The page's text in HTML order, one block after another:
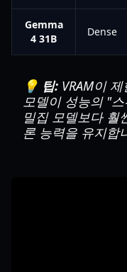
Gemma
4 31B
Dense
💡 팁: VRAM이
모델이 성능의 "
밀집 모델보다 훨
론 능력을 유지합